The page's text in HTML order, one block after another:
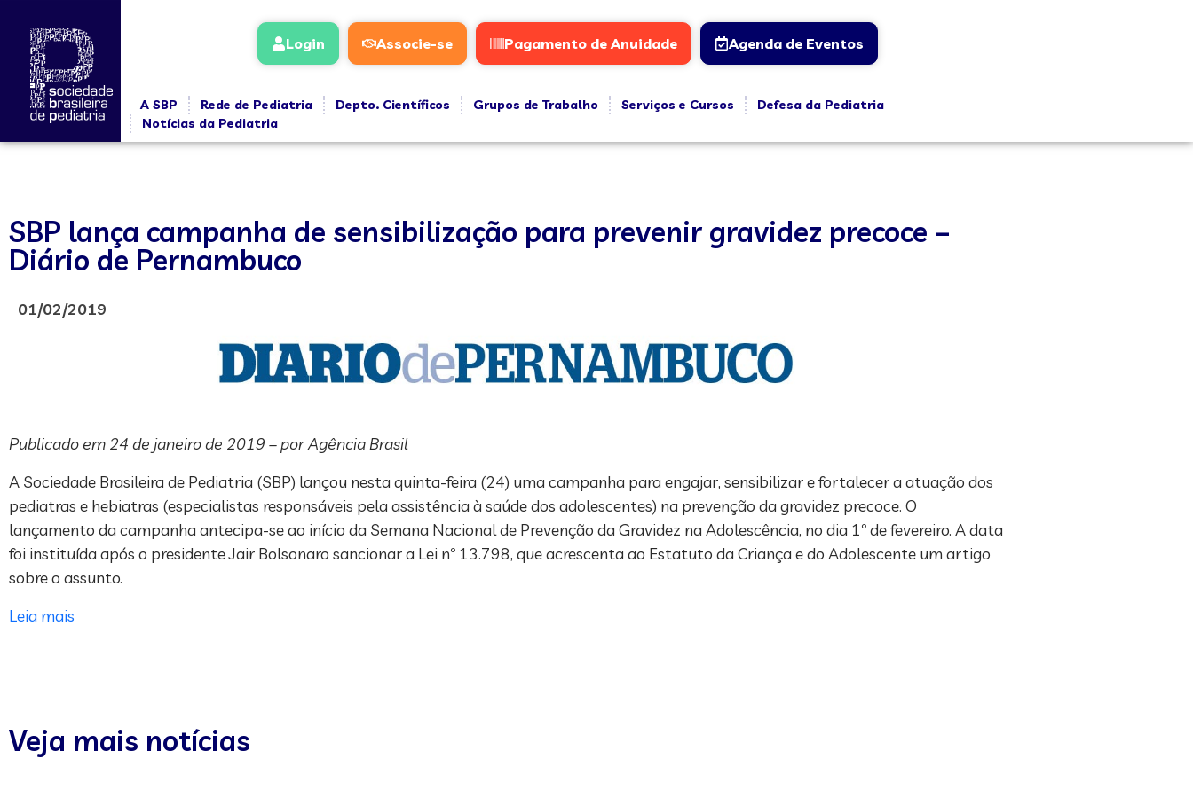
Login Associe-se Pagamento de Anuidade Agenda de Eventos
A SBP Rede de Pediatria Depto. Científicos Grupos de Trabalho Serviços e Cursos
Defesa da Pediatria
Notícias da Pediatria
SBP lança campanha de sensibilização para prevenir gravidez precoce –
Diário de Pernambuco
01/02/2019
Publicado em 24 de janeiro de 2019 – por Agência Brasil
A Sociedade Brasileira de Pediatria (SBP) lançou nesta quinta-feira (24) uma campanha para engajar, sensibilizar e fortalecer a atuação dos
pediatras e hebiatras (especialistas responsáveis pela assistência à saúde dos adolescentes) na prevenção da gravidez precoce. O
lançamento da campanha antecipa-se ao início da Semana Nacional de Prevenção da Gravidez na Adolescência, no dia 1º de fevereiro. A data
foi instituída após o presidente Jair Bolsonaro sancionar a Lei nº 13.798, que acrescenta ao Estatuto da Criança e do Adolescente um artigo
sobre o assunto.
Leia mais
Veja mais notícias